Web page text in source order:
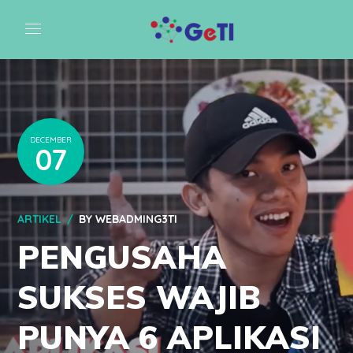
DECEMBER
07
ARTIKEL BYWEBADMING3TI
PENGUSAHA
SUKSES WAJIB
PUNYA 6 APLIKASI